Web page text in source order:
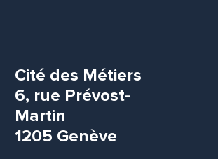
Cité des Métiers
6, rue Prévost-
Martin
1205 Genève